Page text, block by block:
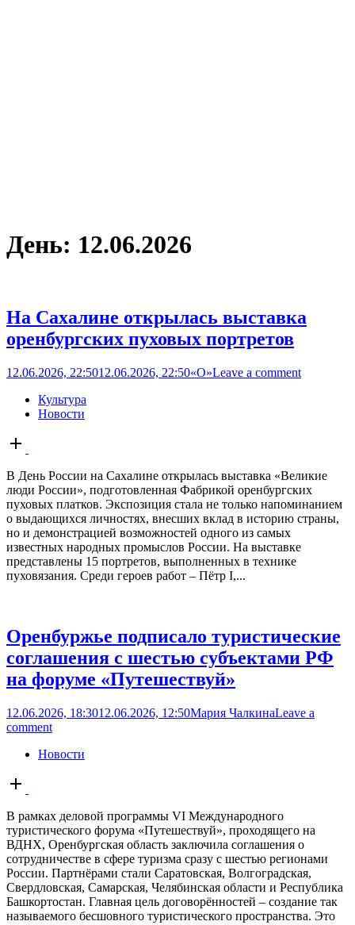
День: 12.06.2026
На Сахалине открылась выставка
оренбургских пуховых портретов
12.06.2026, 22:5012.06.2026, 22:50«О»Leave a comment
Культура
Новости
Open
post
В День России на Сахалине открылась выставка «Великие
люди России», подготовленная Фабрикой оренбургских
пуховых платков. Экспозиция стала не только напоминанием
о выдающихся личностях, внесших вклад в историю страны,
но и демонстрацией возможностей одного из самых
известных народных промыслов России. На выставке
представлены 15 портретов, выполненных в технике
пуховязания. Среди героев работ – Пётр I,...
Оренбуржье подписало туристические
соглашения с шестью субъектами РФ
на форуме «Путешествуй»
12.06.2026, 18:3012.06.2026, 12:50Мария ЧалкинаLeave a
comment
Новости
Open
post
В рамках деловой программы VI Международного
туристического форума «Путешествуй», проходящего на
ВДНХ, Оренбургская область заключила соглашения о
сотрудничестве в сфере туризма сразу с шестью регионами
России. Партнёрами стали Саратовская, Волгоградская,
Свердловская, Самарская, Челябинская области и Республика
Башкортостан. Главная цель договорённостей – создание так
называемого бесшовного туристического пространства. Это